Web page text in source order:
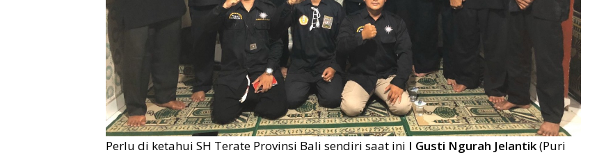
Perlu di ketahui SH Terate Provinsi Bali sendiri saat ini I Gusti Ngurah Jelantik(Puri